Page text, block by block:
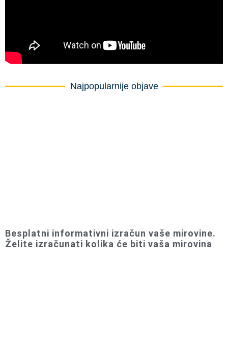
Najpopularnije objave
Besplatni informativni izračun vaše mirovine.
Želite izračunati kolika će biti vaša mirovina